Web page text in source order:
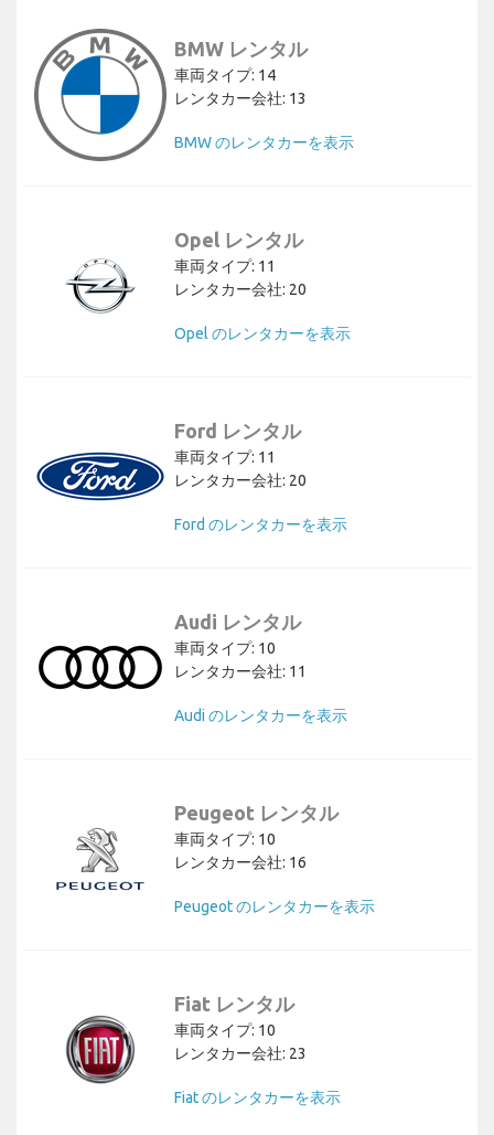
BMW レンタル
車両タイプ: 14
レンタカー会社: 13
BMW のレンタカーを表示
Opel レンタル
車両タイプ: 11
レンタカー会社: 20
Opel のレンタカーを表示
Ford レンタル
車両タイプ: 11
レンタカー会社: 20
Ford のレンタカーを表示
Audi レンタル
車両タイプ: 10
レンタカー会社: 11
Audi のレンタカーを表示
Peugeot レンタル
車両タイプ: 10
レンタカー会社: 16
Peugeot のレンタカーを表示
Fiat レンタル
車両タイプ: 10
レンタカー会社: 23
Fiat のレンタカーを表示